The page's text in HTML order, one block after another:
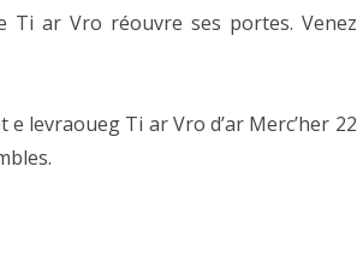
Ti ar Vro réouvre ses portes. Venez
levraoueg Ti ar Vro d’ar Merc’her 22